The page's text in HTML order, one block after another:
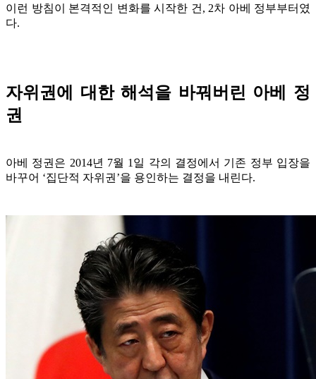
이런 방침이 본격적인 변화를 시작한 건, 2차 아베 정부부터였
다.
자위권에 대한 해석을 바꿔버린 아베 정
권
아베 정권은 2014년 7월 1일 각의 결정에서 기존 정부 입장을
바꾸어 ‘집단적 자위권’을 용인하는 결정을 내린다.